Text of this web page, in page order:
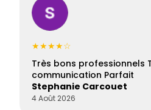
★★★★☆
Très bons professionnels
communication Parfait
Stephanie Carcouet
4 Août 2026